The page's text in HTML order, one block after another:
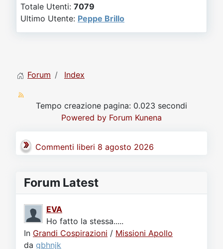
Totale Utenti: 7079
Ultimo Utente: Peppe Brillo
Forum Index
Tempo creazione pagina: 0.023 secondi
Powered by Forum Kunena
Commenti liberi 8 agosto 2026
Forum Latest
EVA
Ho fatto la stessa.....
In Grandi Cospirazioni / Missioni Apollo
da gbhnjk